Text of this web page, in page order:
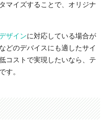
マイズすることで、オリジナ
ザインに対応している場合が
どのデバイスにも適したサイ
コストで実現したいなら、テ
す。